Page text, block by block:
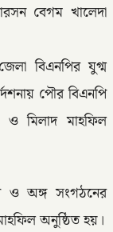
বেগম খালেদা
বিএনপির যুগ্ম
পৌর বিএনপি
মিলাদ মাহফিল
ও অঙ্গ সংগঠনের
অনুষ্ঠিত হয়।